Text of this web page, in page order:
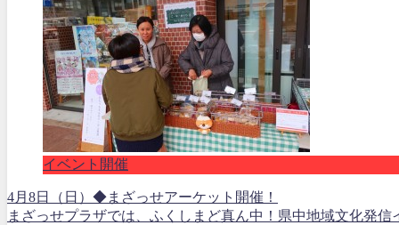
イベント開催
4月8日（日）◆まざっせアーケット開催！
まざっせプラザでは、ふくしまど真ん中！県中地域文化発